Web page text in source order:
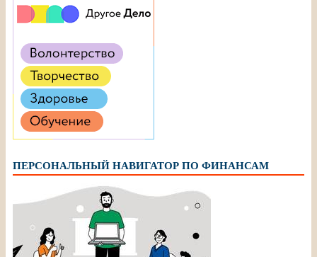
ПЕРСОНАЛЬНЫЙ НАВИГАТОР ПО ФИНАНСАМ